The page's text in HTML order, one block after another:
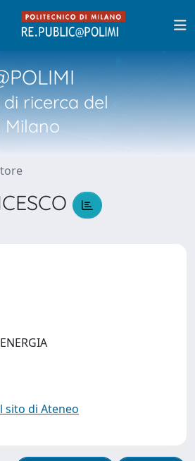
ricerca del
Milano
sito di Ateneo